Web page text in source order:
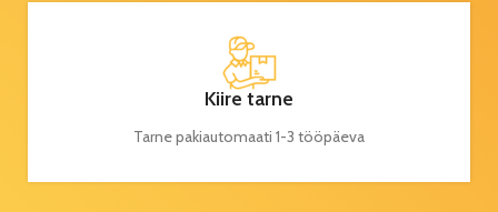
Kiire tarne
Tarne pakiautomaati 1-3 tööpäeva